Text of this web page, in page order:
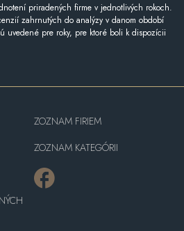
priradených firme v jednotlivých rokoch.
zahrnutých do analýzy v danom období
uvedené pre roky, pre ktoré boli k dispozícii
ZOZNAM FIRIEM
ZOZNAM KATEGÓRII